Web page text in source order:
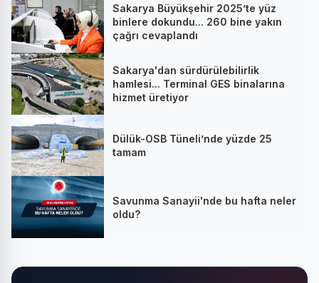
Sakarya Büyükşehir 2025’te yüz
binlere dokundu... 260 bine yakın
çağrı cevaplandı
Sakarya'dan sürdürülebilirlik
hamlesi... Terminal GES binalarına
hizmet üretiyor
Dülük-OSB Tüneli’nde yüzde 25
tamam
Savunma Sanayii'nde bu hafta neler
oldu?